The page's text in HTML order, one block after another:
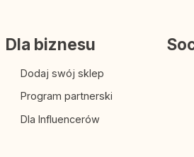
Dla biznesu
Dodaj swój sklep
Program partnerski
Dla Influencerów